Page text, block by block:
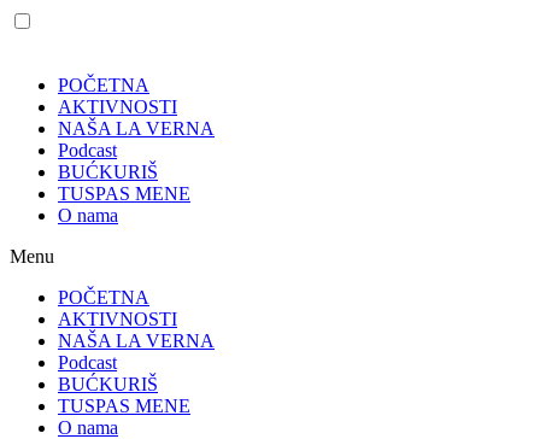
POČETNA
AKTIVNOSTI
NAŠA LA VERNA
Podcast
BUĆKURIŠ
TUSPAS MENE
O nama
Menu
POČETNA
AKTIVNOSTI
NAŠA LA VERNA
Podcast
BUĆKURIŠ
TUSPAS MENE
O nama